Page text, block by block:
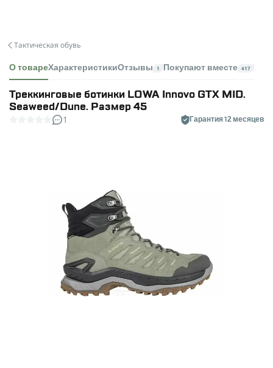
Тактическая обувь
О товареХарактеристикиОтзывы 1 Покупают вместе 417
Треккинговые ботинки LOWA Innovo GTX MID.
Seaweed/Dune. Размер 45
1 Гарантия 12 месяцев